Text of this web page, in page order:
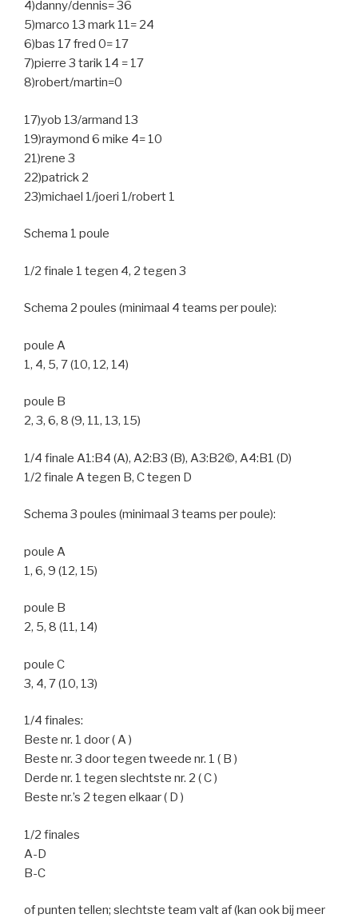
4)danny/dennis= 36
5)marco 13 mark 11= 24
6)bas 17 fred 0= 17
7)pierre 3 tarik 14 = 17
8)robert/martin=0
17)yob 13/armand 13
19)raymond 6 mike 4= 10
21)rene 3
22)patrick 2
23)michael 1/joeri 1/robert 1
Schema 1 poule
1/2 finale 1 tegen 4, 2 tegen 3
Schema 2 poules (minimaal 4 teams per poule):
poule A
1, 4, 5, 7 (10, 12, 14)
poule B
2, 3, 6, 8 (9, 11, 13, 15)
1/4 finale A1:B4 (A), A2:B3 (B), A3:B2©, A4:B1 (D)
1/2 finale A tegen B, C tegen D
Schema 3 poules (minimaal 3 teams per poule):
poule A
1, 6, 9 (12, 15)
poule B
2, 5, 8 (11, 14)
poule C
3, 4, 7 (10, 13)
1/4 finales:
Beste nr. 1 door ( A )
Beste nr. 3 door tegen tweede nr. 1 ( B )
Derde nr. 1 tegen slechtste nr. 2 ( C )
Beste nr.’s 2 tegen elkaar ( D )
1/2 finales
A-D
B-C
of punten tellen; slechtste team valt af (kan ook bij meer